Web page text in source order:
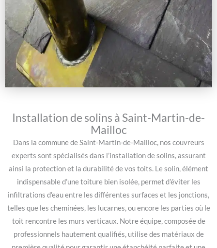
Installation de solins à Saint-Martin-de-
Mailloc
Dans la commune de Saint-Martin-de-Mailloc, nos couvreurs
experts sont spécialisés dans l’installation de solins, assurant
ainsi la protection et la durabilité de vos toits. Le solin, élément
indispensable d’une toiture bien isolée, permet d’éviter les
infiltrations d’eau entre les différentes surfaces et les jonctions,
telles que les cheminées, les lucarnes, ou encore les parties où le
toit rencontre les murs verticaux. Notre équipe, composée de
professionnels hautement qualifiés, utilise des matériaux de